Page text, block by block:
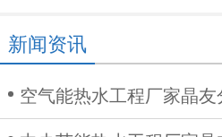
新闻资讯
空气能热水工程厂家晶友分享太阳能